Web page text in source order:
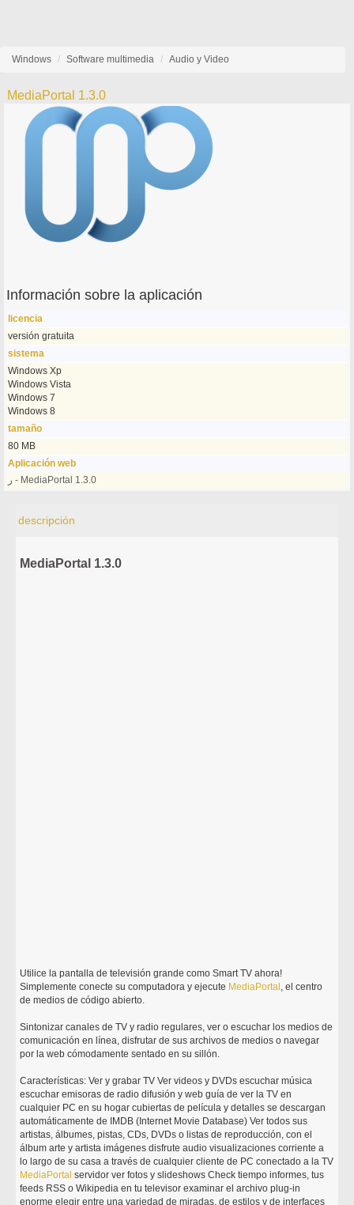
Windows Software multimedia Audio y Video
MediaPortal 1.3.0
Información sobre la aplicación
licencia
versión gratuita
sistema
Windows Xp
Windows Vista
Windows 7
Windows 8
tamaño
80 MB
Aplicación web
ر - MediaPortal 1.3.0
descripción
MediaPortal 1.3.0
Utilice la pantalla de televisión grande como Smart TV ahora!
Simplemente conecte su computadora y ejecute MediaPortal , el centro
de medios de código abierto.
Sintonizar canales de TV y radio regulares, ver o escuchar los medios de
comunicación en línea, disfrutar de sus archivos de medios o navegar
por la web cómodamente sentado en su sillón.
Características: Ver y grabar TV Ver videos y DVDs escuchar música
escuchar emisoras de radio difusión y web guía de ver la TV en
cualquier PC en su hogar cubiertas de película y detalles se descargan
automáticamente de IMDB (Internet Movie Database) Ver todos sus
artistas, álbumes, pistas, CDs, DVDs o listas de reproducción, con el
álbum arte y artista imágenes disfrute audio visualizaciones corriente a
lo largo de su casa a través de cualquier cliente de PC conectado a la TV
MediaPortal servidor ver fotos y slideshows Check tiempo informes, tus
feeds RSS o Wikipedia en tu televisor examinar el archivo plug-in
enorme elegir entre una variedad de miradas, de estilos y de interfaces